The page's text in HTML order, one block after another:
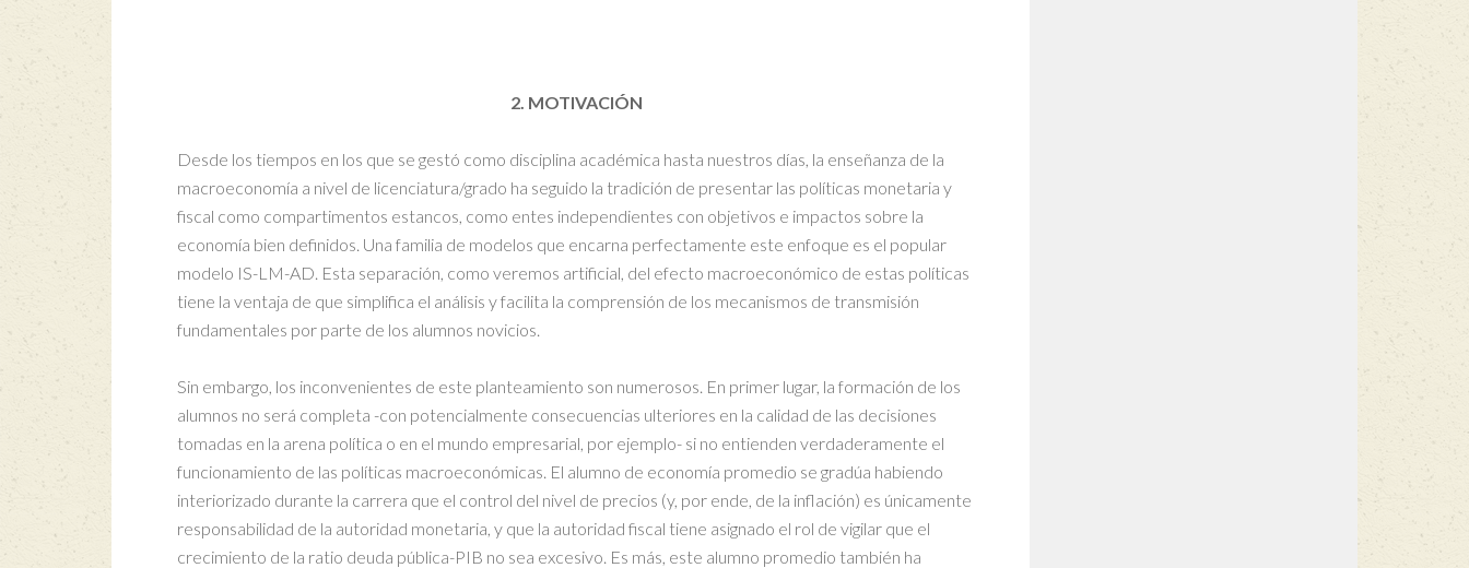
2. MOTIVACIÓN
Desde los tiempos en los que se gestó como disciplina académica hasta nuestros días, la enseñanza de la
macroeconomía a nivel de licenciatura/grado ha seguido la tradición de presentar las políticas monetaria y
fiscal como compartimentos estancos, como entes independientes con objetivos e impactos sobre la
economía bien definidos. Una familia de modelos que encarna perfectamente este enfoque es el popular
modelo IS-LM-AD. Esta separación, como veremos artificial, del efecto macroeconómico de estas políticas
tiene la ventaja de que simplifica el análisis y facilita la comprensión de los mecanismos de transmisión
fundamentales por parte de los alumnos novicios.
Sin embargo, los inconvenientes de este planteamiento son numerosos. En primer lugar, la formación de los
alumnos no será completa -con potencialmente consecuencias ulteriores en la calidad de las decisiones
tomadas en la arena política o en el mundo empresarial, por ejemplo- si no entienden verdaderamente el
funcionamiento de las políticas macroeconómicas. El alumno de economía promedio se gradúa habiendo
interiorizado durante la carrera que el control del nivel de precios (y, por ende, de la inflación) es únicamente
responsabilidad de la autoridad monetaria, y que la autoridad fiscal tiene asignado el rol de vigilar que el
crecimiento de la ratio deuda pública-PIB no sea excesivo. Es más, este alumno promedio también ha